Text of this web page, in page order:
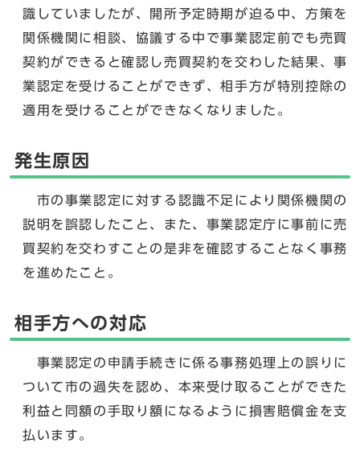
識していましたが、開所予定時期が迫る中、方策を
関係機関に相談、協議する中で事業認定前でも売買
契約ができると確認し売買契約を交わした結果、事
業認定を受けることができず、相手方が特別控除の
適用を受けることができなくなりました。
発生原因
市の事業認定に対する認識不足により関係機関の
説明を誤認したこと、また、事業認定庁に事前に売
買契約を交わすことの是非を確認することなく事務
を進めたこと。
相手方への対応
事業認定の申請手続きに係る事務処理上の誤りに
ついて市の過失を認め、本来受け取ることができた
利益と同額の手取り額になるように損害賠償金を支
払います。